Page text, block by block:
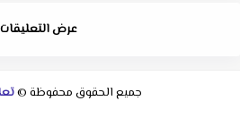
عرض التعليقات
جميع الحقوق محفوظة ©